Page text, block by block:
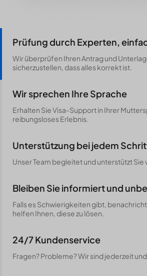
Prüfung durch Experten,
Wir überprüfen Ihren Antrag und
sicherzustellen, dass alles korrekt ist.
Wir sprechen Ihre Sprache
Erhalten Sie Visa-Support in Ihrer
reibungsloses Erlebnis.
Unterstützung bei jedem
Unser Team begleitet und unterstützt Sie
Bleiben Sie informiert und
Falls es Schwierigkeiten gibt,
helfen Ihnen, diese zu lösen.
24/7 Kundenservice
Fragen? Probleme? Wir sind jederzeit